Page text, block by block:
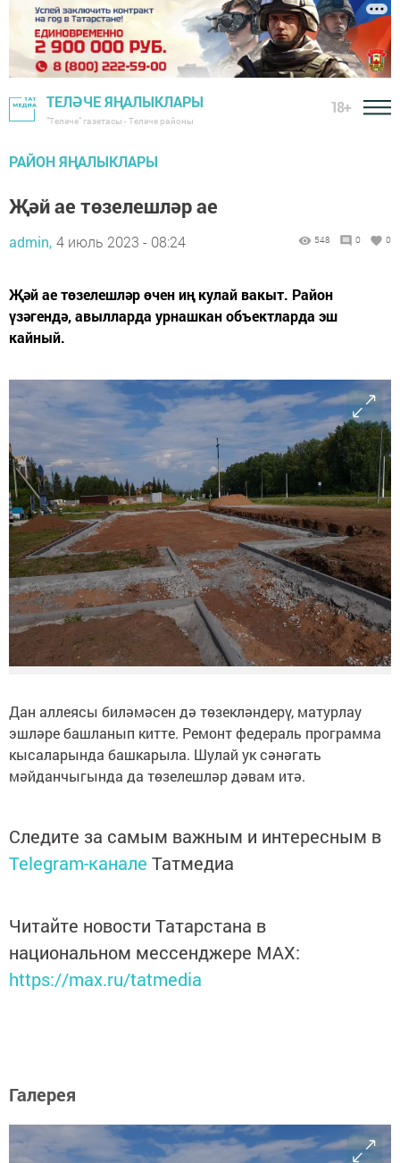
ТЕЛӘЧЕ ЯҢАЛЫКЛАРЫ
"Теләче" газетасы - Теләче районы
18+
РАЙОН ЯҢАЛЫКЛАРЫ
Җәй ае төзелешләр ае
admin, 4 июль 2023 - 08:24 548 0 0
Җәй ае төзелешләр өчен иң кулай вакыт. Район
үзәгендә, авылларда урнашкан объектларда эш
кайный.
Дан аллеясы биләмәсен дә төзекләндерү, матурлау
эшләре башланып китте. Ремонт федераль программа
кысаларында башкарыла. Шулай ук сәнәгать
мәйданчыгында да төзелешләр дәвам итә.
Следите за самым важным и интересным в
Telegram-канале Татмедиа
Читайте новости Татарстана в
национальном мессенджере MАХ:
https://max.ru/tatmedia
Галерея